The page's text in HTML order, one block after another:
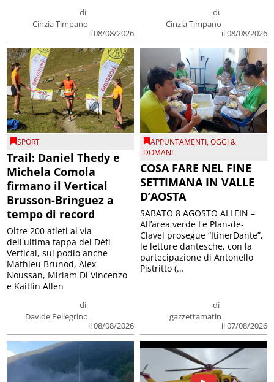
di
Cinzia Timpano
il 08/08/2026
di
Cinzia Timpano
il 08/08/2026
SPORT
Trail: Daniel Thedy e
Michela Comola
firmano il Vertical
Brusson-Bringuez a
tempo di record
di
Davide Pellegrino
il 08/08/2026
Oltre 200 atleti al via
dell'ultima tappa del Défì
Vertical, sul podio anche
Mathieu Brunod, Alex
Noussan, Miriam Di Vincenzo
e Kaitlin Allen
APPUNTAMENTI,OGGI &
DOMANI
COSA FARE NEL FINE
SETTIMANA IN VALLE
D’AOSTA
di
gazzettamatin
il 07/08/2026
SABATO 8 AGOSTO ALLEIN –
All’area verde Le Plan-de-
Clavel prosegue “ItinerDante”,
le letture dantesche, con la
partecipazione di Antonello
Pistritto (...